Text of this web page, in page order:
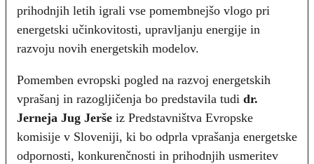
prihodnjih letih igrali vse pomembnejšo vlogo pri
energetski učinkovitosti, upravljanju energije in
razvoju novih energetskih modelov.
Pomemben evropski pogled na razvoj energetskih
vprašanj in razogljičenja bo predstavila tudi dr.
Jerneja Jug Jerše iz Predstavništva Evropske
komisije v Sloveniji, ki bo odprla vprašanja energetske
odpornosti, konkurenčnosti in prihodnjih usmeritev